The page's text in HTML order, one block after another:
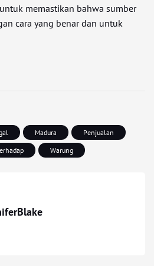
memastikan bahwa sumber
cara yang benar dan untuk
Madura
Penjualan
Warung